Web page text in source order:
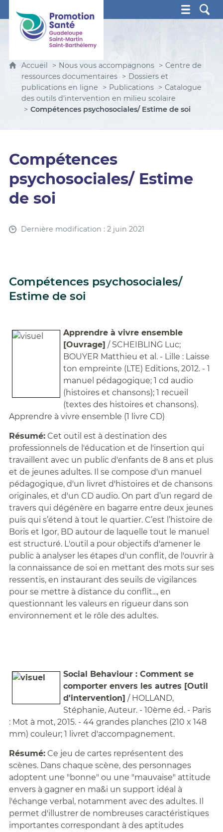
Promotion Santé Guadeloupe, Saint-Martin, Saint
Accueil Nous vous accompagnons
Centre de
ressources documentaires
Dossiers et
publications en ligne
Publications
Catalogue
des outils d'intervention en milieu scolaire
Compétences psychosociales/ Estime de soi
Compétences
psychosociales/ Estime
de soi
Dernière modification : 2 juin 2021
Compétences psychosociales/
Estime de soi
Apprendre à vivre ensemble
[Ouvrage] / SCHEIBLING Luc;
BOUYER Matthieu et al. - Lille : Laisse
ton empreinte (LTE) Editions, 2012. - 1
manuel pédagogique; 1 cd audio
(histoires et chansons); 1 recueil
(textes des histoires et chansons).
Apprendre à vivre ensemble (1 livre CD)
Résumé:Cet outil est à destination des
professionnels de l'éducation et de l'insertion qui
travaillent avec un public d'enfants de 8 ans et plus
et de jeunes adultes. Il se compose d'un manuel
pédagogique, d'un livret d'histoires et de chansons
originales, et d'un CD audio. On part d’un regard de
travers qui dégénère en bagarre entre deux jeunes
puis qui s’étend à tout le quartier. C’est l’histoire de
Boris et Igor, BD autour de laquelle tout le manuel
est structuré. L'outil a pour objectifs d'amener le
public à analyser les étapes d'un conflit, de l'ouvrir à
la connaissance de soi en mettant des mots sur ses
ressentis, en instaurant des seuils de vigilances
pour se mettre à distance du conflit..., en
questionnant les valeurs en rigueur dans son
environnement et le rôle des adultes.
Social Behaviour : Comment se
comporter envers les autres [Outil
d'intervention] / HOLLAND,
Stéphanie, Auteur. - 10ème éd. - Paris
: Mot à mot, 2015. - 44 grandes planches (210 x 148
mm) couleur; 1 livret d'accompagnement.
Résumé:Ce jeu de cartes représentent des
scènes. Dans chaque scène, des personnages
adoptent une "bonne" ou une "mauvaise" attitude
envers à gagner en ma&i un support idéal à
l'échange verbal, notamment avec des adultes. Il
permet d'illustrer de nombreuses caractéristiques
importantes correspondant à des aptitudes